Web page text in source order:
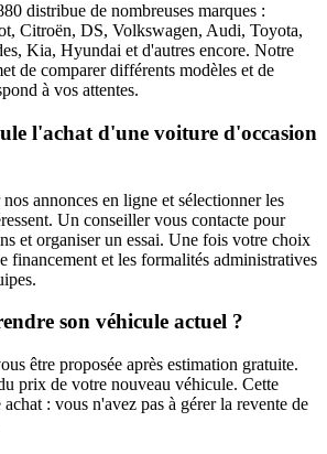
distribue de nombreuses marques :
Citroën, DS, Volkswagen, Audi, Toyota,
Kia, Hyundai et d'autres encore. Notre
de comparer différents modèles et de
à vos attentes.
l'achat d'une voiture d'occasion
annonces en ligne et sélectionner les
Un conseiller vous contacte pour
et organiser un essai. Une fois votre choix
financement et les formalités administratives
son véhicule actuel ?
être proposée après estimation gratuite.
prix de votre nouveau véhicule. Cette
: vous n'avez pas à gérer la revente de